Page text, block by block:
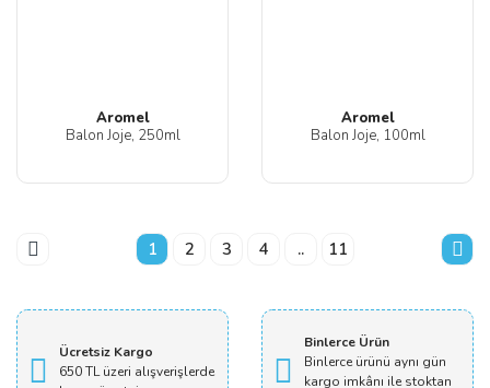
Aromel
Balon Joje, 250ml
Aromel
Balon Joje, 100ml
1 2 3 4 .. 11
Ücretsiz Kargo
650 TL üzeri alışverişlerde
Binlerce Ürün
Binlerce ürünü aynı gün
kargo imkânı ile stoktan